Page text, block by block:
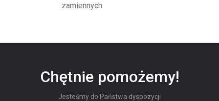
zamiennych
Chętnie pomożemy!
Jesteśmy do Państwa dyspozycji